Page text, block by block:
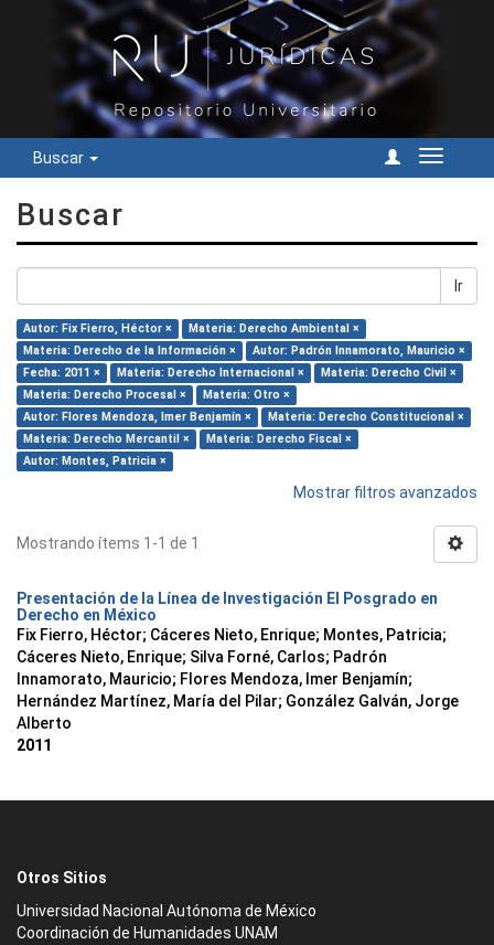
Buscar
Cambiar
Buscar
Ir
Autor: Fix Fierro, Héctor ×
Materia: Derecho Ambiental ×
Materia: Derecho de la Información ×
Autor: Padrón Innamorato, Mauricio ×
Fecha: 2011 ×
Materia: Derecho Internacional ×
Materia: Derecho Civil ×
Materia: Derecho Procesal ×
Materia: Otro ×
Autor: Flores Mendoza, Imer Benjamín ×
Materia: Derecho Constitucional ×
Materia: Derecho Mercantil ×
Materia: Derecho Fiscal ×
Autor: Montes, Patricia ×
Mostrar filtros avanzados
Mostrando ítems 1-1 de 1
Presentación de la Línea de Investigación El Posgrado en
Derecho en México
Fix Fierro, Héctor; Cáceres Nieto, Enrique; Montes, Patricia;
Cáceres Nieto, Enrique; Silva Forné, Carlos; Padrón
Innamorato, Mauricio; Flores Mendoza, Imer Benjamín;
Hernández Martínez, María del Pilar; González Galván, Jorge
Alberto
2011
Otros Sitios
Universidad Nacional Autónoma de México
Coordinación de Humanidades UNAM